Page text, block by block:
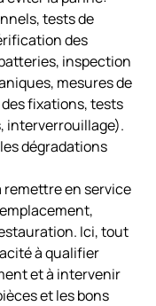
tests de
des
inspection
mesures de
fixations, tests
interverrouillage).
dégradations
remettre en service
Ici, tout
à qualifier
et à intervenir
et les bons